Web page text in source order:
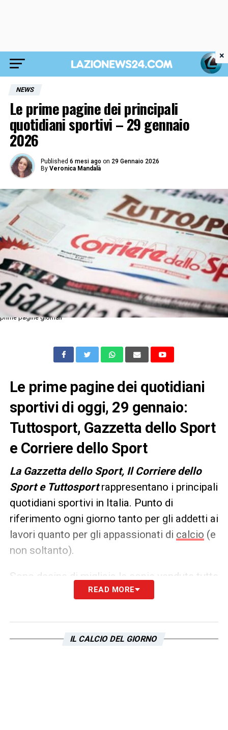
NEWS
Le prime pagine dei principali
quotidiani sportivi – 29 gennaio
2026
Published 6 mesi ago on 29 Gennaio 2026
By Veronica Mandalà
prime pagine giornali
Le prime pagine dei quotidiani
sportivi di oggi, 29 gennaio:
Tuttosport, Gazzetta dello Sport
e Corriere dello Sport
La Gazzetta dello Sport, Il Corriere dello
Sport e Tuttosportrappresentano i principali
quotidiani sportivi in Italia. Punto di
riferimento ogni giorno tanto per gli addetti ai
lavori quanto per gli appassionati di calcio (e
non soltanto).
Sono decine di migliaia le copie vendute tutte
le mattine in edicola, ma un’anteprima dei
già dalla sera precedente. Ecco, allora, le
prime pagine deiQuotidiani Sportividioggi
READ MORE
IL CALCIO DEL GIORNO
×